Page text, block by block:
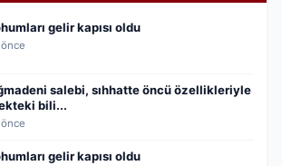
gelir kapısı oldu
salebi, sıhhatte öncü özellikleriyle
bili...
gelir kapısı oldu